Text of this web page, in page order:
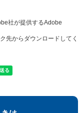
社が提供するAdobe
先からダウンロードしてく